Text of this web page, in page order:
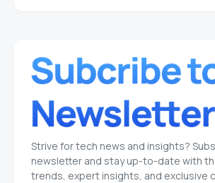
Strive for tech news and insights?
newsletter and stay up-to-date with
trends, expert insights, and exclusive